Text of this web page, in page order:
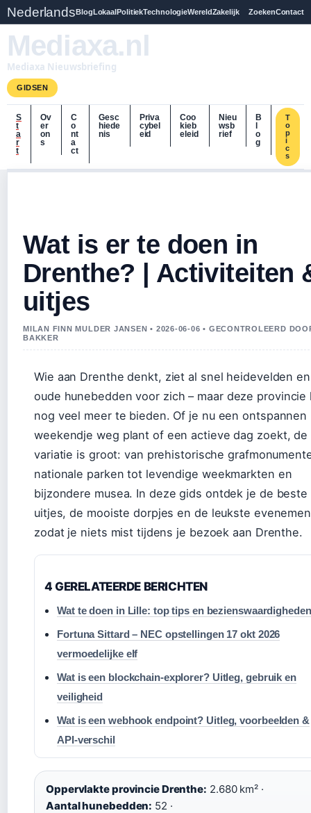
NederlandsBlogLokaalPolitiekTechnologieWereldZakelijk ZoekenContact
Mediaxa.nl
Mediaxa Nieuwsbriefing
GIDSEN
S
t
a
r
t
Ov
er
on
s
C
o
nt
a
ct
Gesc
hiede
nis
Priva
cybel
eid
Coo
kieb
eleid
Nieu
wsb
rief
B
o
g
T
o
p
i
c
s
Wat is er te doen in
Drenthe? | Activiteiten
uitjes
MILAN FINN MULDER JANSEN • 2026-06-06 • GECONTROLEERD
BAKKER
Wie aan Drenthe denkt, ziet al snel heidevelden en
oude hunebedden voor zich – maar deze provincie
nog veel meer te bieden. Of je nu een ontspannen
weekendje weg plant of een actieve dag zoekt, de
variatie is groot: van prehistorische
nationale parken tot levendige weekmarkten en
bijzondere musea. In deze gids ontdek je de beste
uitjes, de mooiste dorpjes en de leukste
zodat je niets mist tijdens je bezoek aan Drenthe.
4 GERELATEERDE BERICHTEN
Wat te doen in Lille: top tips en bezienswaardigheden
Fortuna Sittard – NEC opstellingen 17 okt 2026
vermoedelijke elf
Wat is een blockchain-explorer? Uitleg, gebruik en
veiligheid
Wat is een webhook endpoint? Uitleg, voorbeelden &
API-verschil
Oppervlakte provincie Drenthe: 2.680 km² ·
Aantal hunebedden: 52 ·